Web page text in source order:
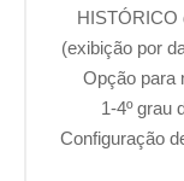
HISTÓRICO
(exibição por
Opção para
1-4º grau
Configuração